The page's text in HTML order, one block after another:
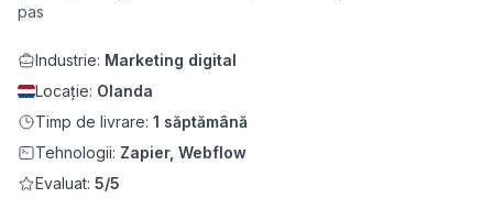
pas
Industrie: Marketing digital
Locație: Olanda
Timp de livrare: 1 săptămână
Tehnologii: Zapier, Webflow
Evaluat: 5/5